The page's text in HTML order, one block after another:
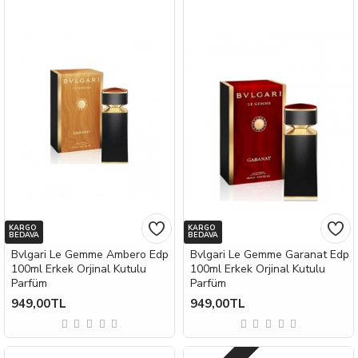
KARGO
BEDAVA
Bvlgari Le Gemme Ambero Edp
100ml Erkek Orjinal Kutulu
Parfüm
949,00TL
KARGO
BEDAVA
Bvlgari Le Gemme Garanat Edp
100ml Erkek Orjinal Kutulu
Parfüm
949,00TL